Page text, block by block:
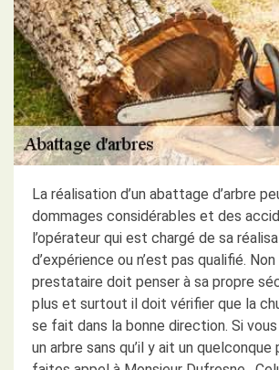
La réalisation d’un abattage d’arbre
dommages considérables et des
l’opérateur qui est chargé de sa
d’expérience ou n’est pas qualifié.
prestataire doit penser à sa propre
plus et surtout il doit vérifier que la
se fait dans la bonne direction. Si
un arbre sans qu’il y ait un quelconque